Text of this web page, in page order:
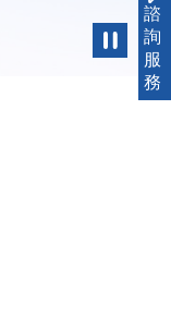
諮
詢
服
務